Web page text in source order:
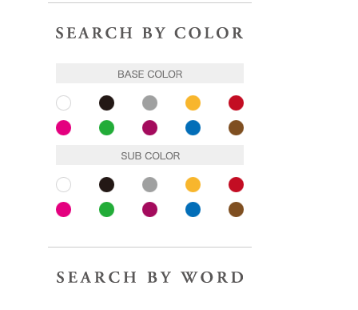
ホワイト ブラック グレー イエロー
ピンク ピンク パープル ブルー
ホワイト ブラック グレー イエロー
ピンク ピンク パープル ブルー